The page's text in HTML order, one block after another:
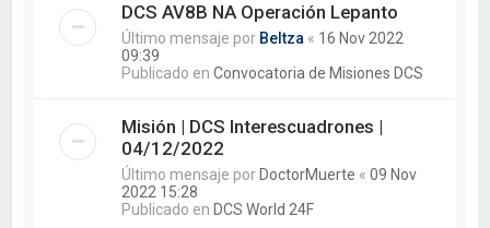
DCS AV8B NA Operación Lepanto
Último mensaje por Beltza « 16 Nov 2022
09:39
Publicado enConvocatoria de Misiones DCS
Misión | DCS Interescuadrones |
04/12/2022
Último mensaje por DoctorMuerte «09 Nov
2022 15:28
Publicado en DCS World 24F